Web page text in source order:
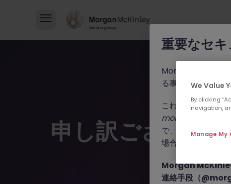
申し訳ございま
重要なセ
Morgan McKinley
る事例が報告され
これらの詐欺行為
で、WhatsApp な
場合によっては前
Morgan
連絡手段（
We Value
By clicking
navigation,
Manage My